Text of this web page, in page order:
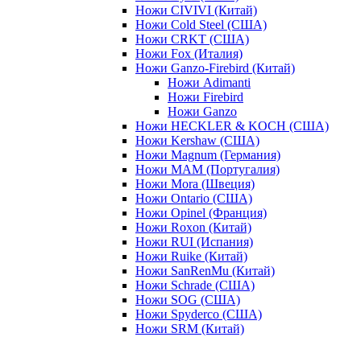
Ножи CIVIVI (Китай)
Ножи Cold Steel (США)
Ножи CRKT (США)
Ножи Fox (Италия)
Ножи Ganzo-Firebird (Китай)
Ножи Adimanti
Ножи Firebird
Ножи Ganzo
Ножи HECKLER & KOCH (США)
Ножи Kershaw (США)
Ножи Magnum (Германия)
Ножи MAM (Португалия)
Ножи Mora (Швеция)
Ножи Ontario (США)
Ножи Opinel (Франция)
Ножи Roxon (Китай)
Ножи RUI (Испания)
Ножи Ruike (Китай)
Ножи SanRenMu (Китай)
Ножи Schrade (США)
Ножи SOG (США)
Ножи Spyderco (США)
Ножи SRM (Китай)